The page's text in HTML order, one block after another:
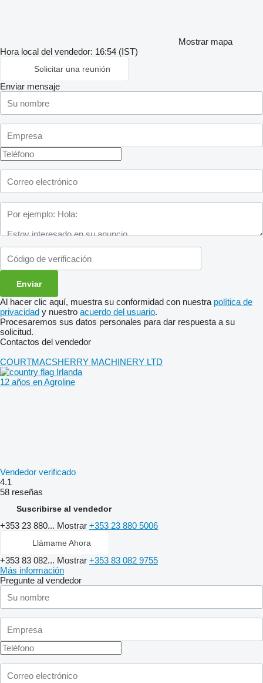
Mostrar mapa
Hora local del vendedor: 16:54 (IST)
Solicitar una reunión
Enviar mensaje
Al hacer clic aquí, muestra su conformidad con nuestra política de
privacidad y nuestro acuerdo del usuario.
Procesaremos sus datos personales para dar respuesta a su
solicitud.
Contactos del vendedor
COURTMACSHERRY MACHINERY LTD
Irlanda
12 años en Agroline
Vendedor verificado
4.1
58 reseñas
Suscribirse al vendedor
+353 23 880... Mostrar +353 23 880 5006
Llámame Ahora
+353 83 082... Mostrar +353 83 082 9755
Más información
Pregunte al vendedor